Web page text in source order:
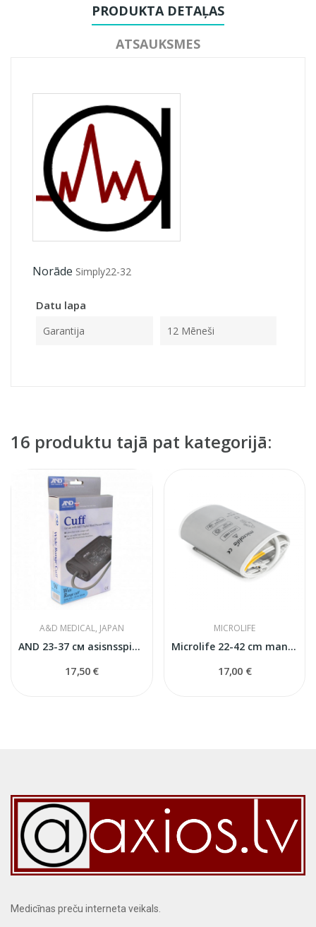
PRODUKTA DETAĻAS
ATSAUKSMES
Norāde Simply22-32
Datu lapa
Garantija 12 Mēneši
16 produktu tajā pat kategorijā:
A&D MEDICAL, JAPAN
AND 23-37 см asisnsspiediena mērītāja manšete
17,50 €
MICROLIFE
Microlife 22-42 cm manšete asinsspiediena...
17,00 €
Medicīnas preču interneta veikals.